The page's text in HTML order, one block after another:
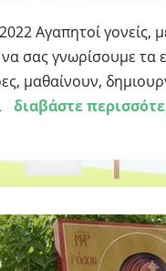
Αγαπητοί γονείς,
σας γνωρίσουμε τα
μαθαίνουν,
διαβάστε